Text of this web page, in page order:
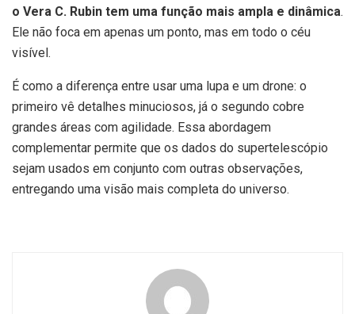
o Vera C. Rubin tem uma função mais ampla e dinâmica.
Ele não foca em apenas um ponto, mas em todo o céu
visível.
É como a diferença entre usar uma lupa e um drone: o
primeiro vê detalhes minuciosos, já o segundo cobre
grandes áreas com agilidade. Essa abordagem
complementar permite que os dados do supertelescópio
sejam usados em conjunto com outras observações,
entregando uma visão mais completa do universo.